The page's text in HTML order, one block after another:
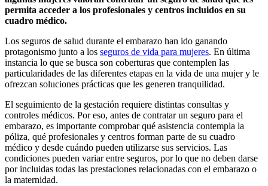
permita acceder a los profesionales y centros incluidos en su
cuadro médico.
Los seguros de salud durante el embarazo han ido ganando
protagonismo junto a los seguros de vida para mujeres. En última
instancia lo que se busca son coberturas que contemplen las
particularidades de las diferentes etapas en la vida de una mujer y le
ofrezcan soluciones prácticas que les generen tranquilidad.
El seguimiento de la gestación requiere distintas consultas y
controles médicos. Por eso, antes de contratar un seguro para el
embarazo, es importante comprobar qué asistencia contempla la
póliza, qué profesionales y centros forman parte de su cuadro
médico y desde cuándo pueden utilizarse sus servicios. Las
condiciones pueden variar entre seguros, por lo que no deben darse
por incluidas todas las prestaciones relacionadas con el embarazo o
la maternidad.